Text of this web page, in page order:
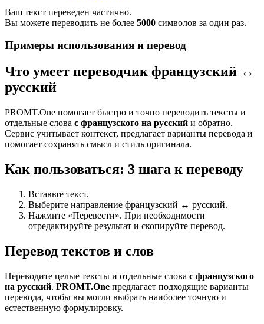
Ваш текст переведен частично.
Вы можете переводить не более 5000 символов за один раз.
Примеры использования и перевод
Что умеет переводчик французский ↔
русский
PROMT.One помогает быстро и точно переводить тексты и
отдельные слова с французского на русский и обратно.
Сервис учитывает контекст, предлагает варианты перевода и
помогает сохранять смысл и стиль оригинала.
Как пользоваться: 3 шага к переводу
Вставьте текст.
Выберите направление французский ↔ русский.
Нажмите «Перевести». При необходимости
отредактируйте результат и скопируйте перевод.
Перевод текстов и слов
Переводите целые тексты и отдельные слова с французского
на русский. PROMT.One предлагает подходящие варианты
перевода, чтобы вы могли выбрать наиболее точную и
естественную формулировку.